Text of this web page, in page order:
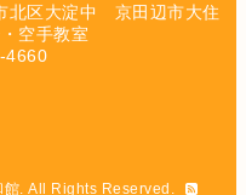
北区大淀中 京田辺市大住
空手教室
4660
館 . All Rights Reserved.